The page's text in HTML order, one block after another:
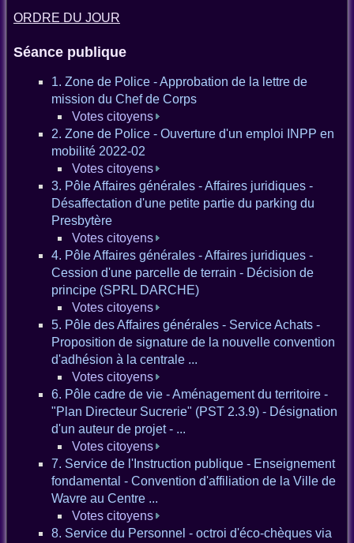
ORDRE DU JOUR
Séance publique
1. Zone de Police - Approbation de la lettre de
mission du Chef de Corps
Votes citoyens
2. Zone de Police - Ouverture d'un emploi INPP en
mobilité 2022-02
Votes citoyens
3. Pôle Affaires générales - Affaires juridiques -
Désaffectation d'une petite partie du parking du
Presbytère
Votes citoyens
4. Pôle Affaires générales - Affaires juridiques -
Cession d'une parcelle de terrain - Décision de
principe (SPRL DARCHE)
Votes citoyens
5. Pôle des Affaires générales - Service Achats -
Proposition de signature de la nouvelle convention
d'adhésion à la centrale ...
Votes citoyens
6. Pôle cadre de vie - Aménagement du territoire -
"Plan Directeur Sucrerie" (PST 2.3.9) - Désignation
d'un auteur de projet - ...
Votes citoyens
7. Service de l'Instruction publique - Enseignement
fondamental - Convention d'affiliation de la Ville de
Wavre au Centre ...
Votes citoyens
8. Service du Personnel - octroi d'éco-chèques via